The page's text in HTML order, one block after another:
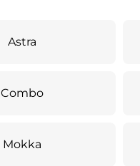
Astra
Combo
Mokka